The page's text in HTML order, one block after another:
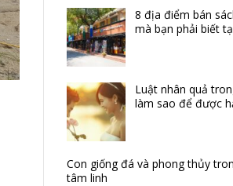
8 địa điểm bán
mà bạn phải biết
Luật nhân quả
làm sao để được
Con giống đá và phong thủy
tâm linh